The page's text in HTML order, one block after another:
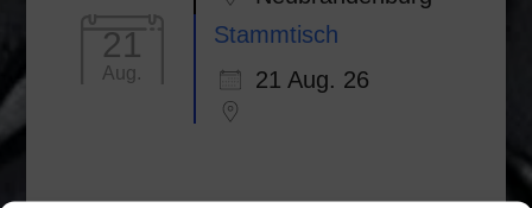
21
Aug.
Stammtisch
21 Aug. 26